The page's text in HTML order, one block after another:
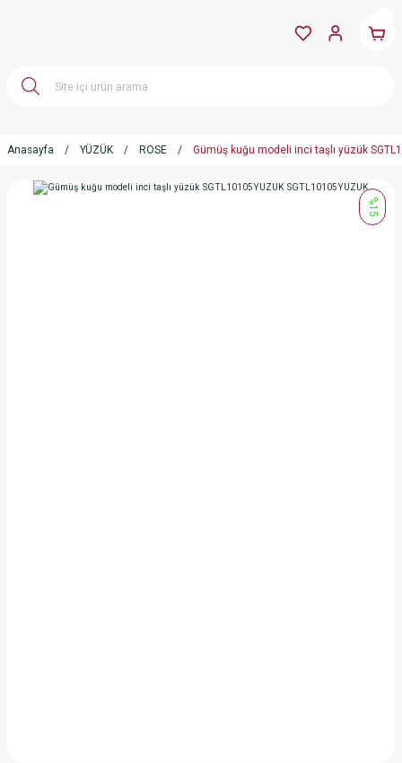
Anasayfa YÜZÜK ROSE Gümüş kuğu modeli inci taşlı yüzük
%15